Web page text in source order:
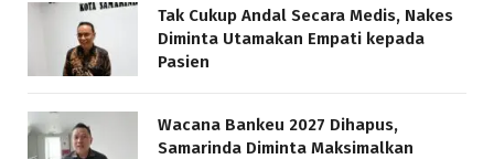
Tak Cukup Andal Secara Medis, Nakes
Diminta Utamakan Empati kepada
Pasien
Wacana Bankeu 2027 Dihapus,
Samarinda Diminta Maksimalkan